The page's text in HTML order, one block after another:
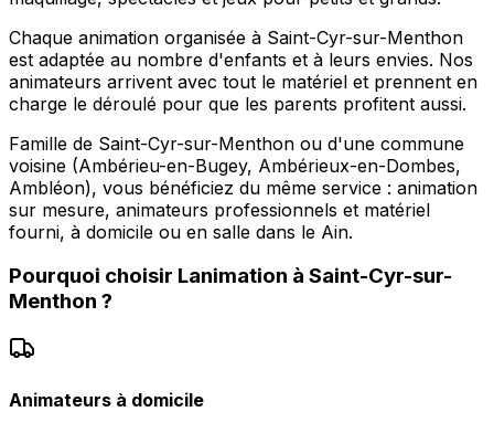
Chaque animation organisée à Saint-Cyr-sur-Menthon
est adaptée au nombre d'enfants et à leurs envies. Nos
animateurs arrivent avec tout le matériel et prennent en
charge le déroulé pour que les parents profitent aussi.
Famille de Saint-Cyr-sur-Menthon ou d'une commune
voisine (Ambérieu-en-Bugey, Ambérieux-en-Dombes,
Ambléon), vous bénéficiez du même service : animation
sur mesure, animateurs professionnels et matériel
fourni, à domicile ou en salle dans le Ain.
Pourquoi choisir Lanimation à Saint-Cyr-sur-
Menthon ?
Animateurs à domicile